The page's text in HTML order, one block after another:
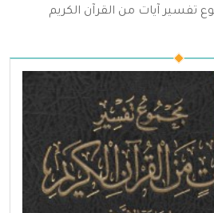
تفسير آيات من القرآن الكريم